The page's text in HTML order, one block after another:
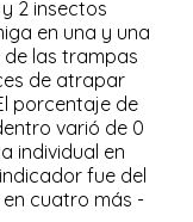
2 insectos
en una y una
de las trampas
de atrapar
porcentaje de
varió de 0
individual en
fue del
en cuatro más -